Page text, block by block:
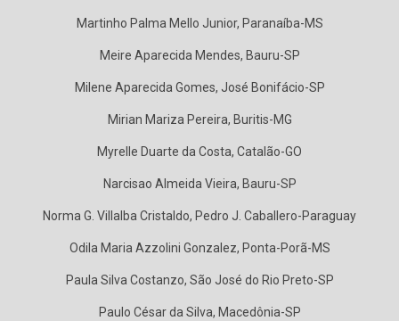
Martinho Palma Mello Junior, Paranaíba-MS
Meire Aparecida Mendes, Bauru-SP
Milene Aparecida Gomes, José Bonifácio-SP
Mirian Mariza Pereira, Buritis-MG
Myrelle Duarte da Costa, Catalão-GO
Narcisao Almeida Vieira, Bauru-SP
Norma G. Villalba Cristaldo, Pedro J. Caballero-Paraguay
Odila Maria Azzolini Gonzalez, Ponta-Porã-MS
Paula Silva Costanzo, São José do Rio Preto-SP
Paulo César da Silva, Macedônia-SP